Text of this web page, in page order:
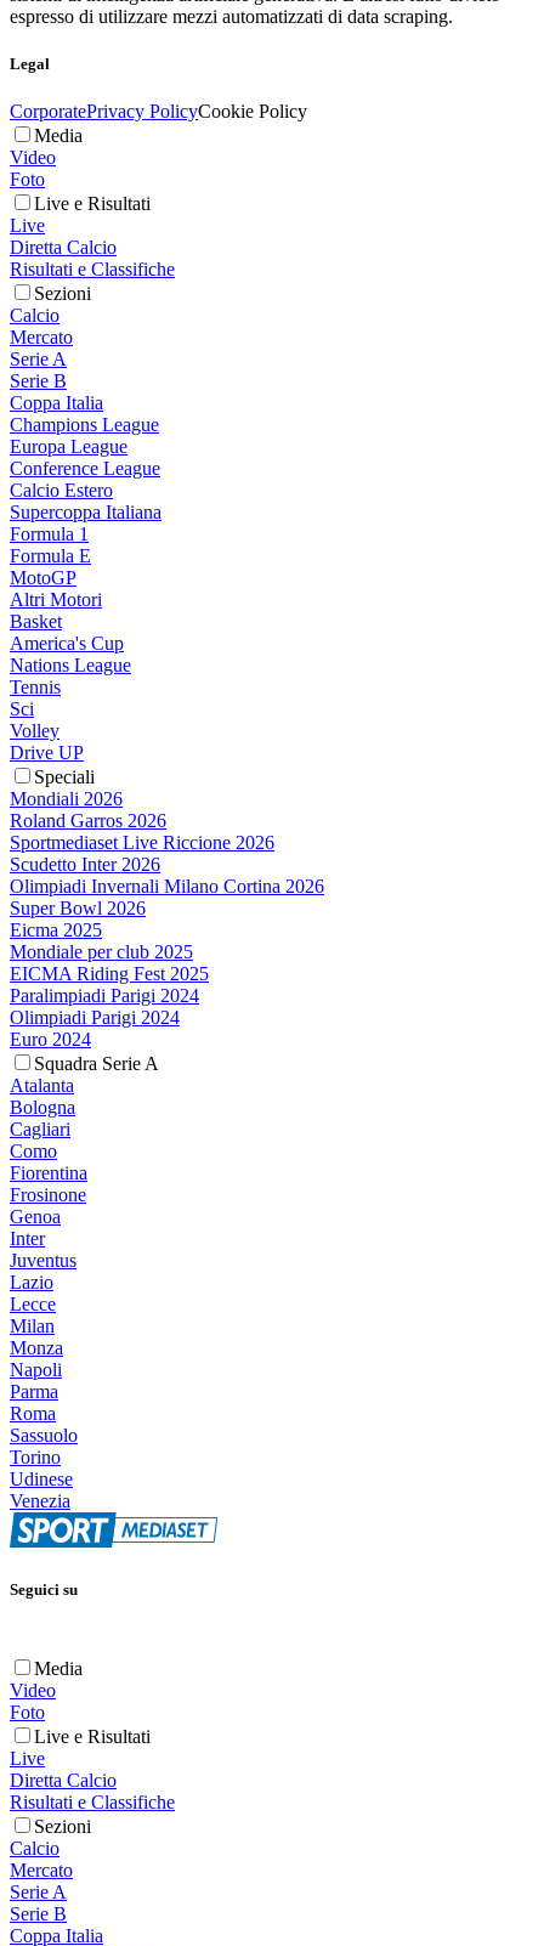
espresso di utilizzare mezzi automatizzati di data scraping.
Legal
CorporatePrivacy PolicyCookie Policy
Media
Video
Foto
Live e Risultati
Live
Diretta Calcio
Risultati e Classifiche
Sezioni
Calcio
Mercato
Serie A
Serie B
Coppa Italia
Champions League
Europa League
Conference League
Calcio Estero
Supercoppa Italiana
Formula 1
Formula E
MotoGP
Altri Motori
Basket
America's Cup
Nations League
Tennis
Sci
Volley
Drive UP
Speciali
Mondiali 2026
Roland Garros 2026
Sportmediaset Live Riccione 2026
Scudetto Inter 2026
Olimpiadi Invernali Milano Cortina 2026
Super Bowl 2026
Eicma 2025
Mondiale per club 2025
EICMA Riding Fest 2025
Paralimpiadi Parigi 2024
Olimpiadi Parigi 2024
Euro 2024
Squadra Serie A
Atalanta
Bologna
Cagliari
Como
Fiorentina
Frosinone
Genoa
Inter
Juventus
Lazio
Lecce
Milan
Monza
Napoli
Parma
Roma
Sassuolo
Torino
Udinese
Venezia
Seguici su
Media
Video
Foto
Live e Risultati
Live
Diretta Calcio
Risultati e Classifiche
Sezioni
Calcio
Mercato
Serie A
Serie B
Coppa Italia